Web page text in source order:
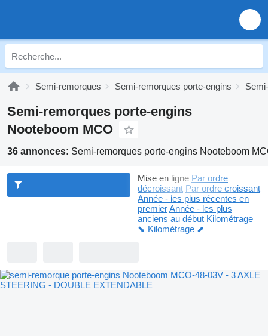
Semi-remorques Semi-remorques porte-engins
Semi-remorques porte-engins
Nooteboom MCO
36 annonces: Semi-remorques porte-engins Nooteboom
Mise en ligne Par ordre
décroissant Par ordre croissant
Année - les plus récentes en
premierAnnée - les plus
anciens au début Kilométrage
⬊ Kilométrage ⬈